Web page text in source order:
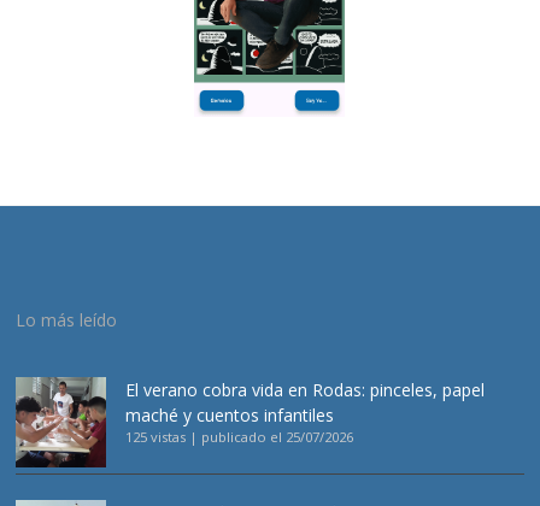
Lo más leído
El verano cobra vida en Rodas: pinceles, papel
maché y cuentos infantiles
125 vistas | publicado el 25/07/2026